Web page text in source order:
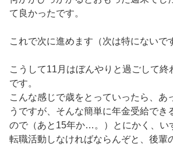
て良かったです。
これで次に進めます（次は特にないで
こうして11月はぼんやりと過ごして終
です。
こんな感じで歳をとっていったら、あ
うですが、そんな簡単に年金受給でき
ので（あと15年か…。）とにかく、い
転職活動しなければならんぞと、後輩